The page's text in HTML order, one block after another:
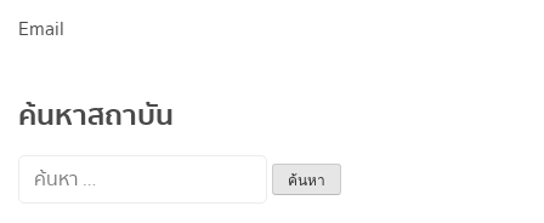
Email
ค้นหาสถาบัน
ค้นหา